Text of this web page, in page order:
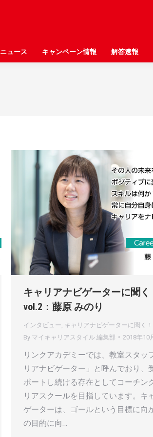
ニュース キャンペーン情報 解答速報
キャリアナビゲーターに聞く
vol.2：藤原 みのり
インタビュー キャリアナビゲーターに聞く！
By マイキャリアスタイル 編集部 2018年10
リンクアカデミーでは、教室スタッ
リアナビゲーター」と呼んでおり、
ポートし続ける存在としてコーチン
リアスクールを目指しています。キ
ゲーターは、ゴールという目標に向
の目的に向…
ニュース キャンペーン情報 解答速報